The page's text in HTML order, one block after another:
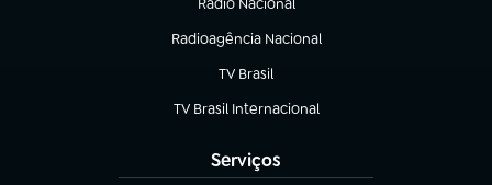
Rádio Nacional
Radioagência Nacional
(abre em nova aba)
TV Brasil
(abre em nova aba)
TV Brasil Internacional
(abre em nova aba)
Serviços